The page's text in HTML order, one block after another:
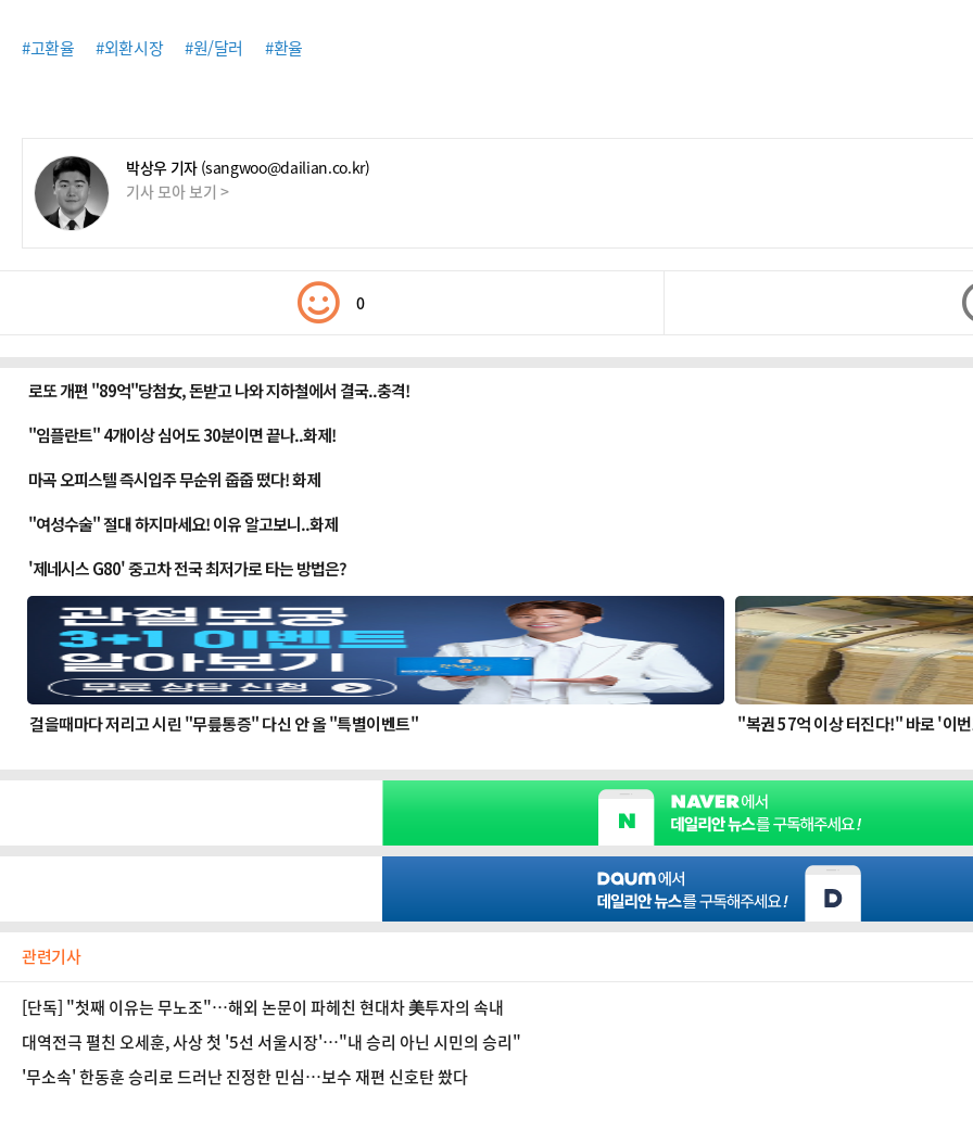
#고환율 #외환시장 #원/달러 #환율
박상우 기자 (sangwoo@dailian.co.kr)
기사 모아 보기 >
0
관련기사
[단독] "첫째 이유는 무노조"…해외 논문이 파헤친 현대차 美투자의 속내
대역전극 펼친 오세훈, 사상 첫 '5선 서울시장'…"내 승리 아닌 시민의 승리"
'무소속' 한동훈 승리로 드러난 진정한 민심…보수 재편 신호탄 쐈다